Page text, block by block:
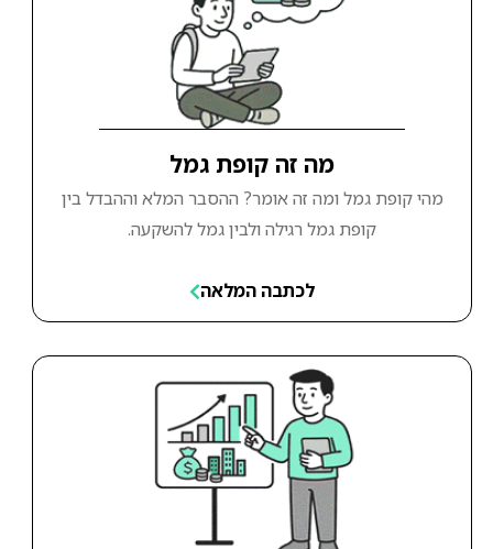
מה זה קופת גמל
מהי קופת גמל ומה זה אומר? ההסבר המלא וההבדל בין
קופת גמל רגילה ולבין גמל להשקעה.
לכתבה המלאה